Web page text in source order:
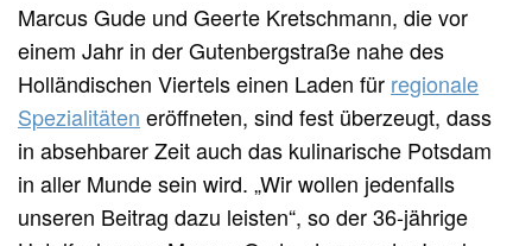
Marcus Gude und Geerte Kretschmann, die vor
einem Jahr in der Gutenbergstraße nahe des
Holländischen Viertels einen Laden für regionale
Spezialitäten eröffneten, sind fest überzeugt, dass
in absehbarer Zeit auch das kulinarische Potsdam
in aller Munde sein wird. „Wir wollen jedenfalls
unseren Beitrag dazu leisten“, so der 36-jährige